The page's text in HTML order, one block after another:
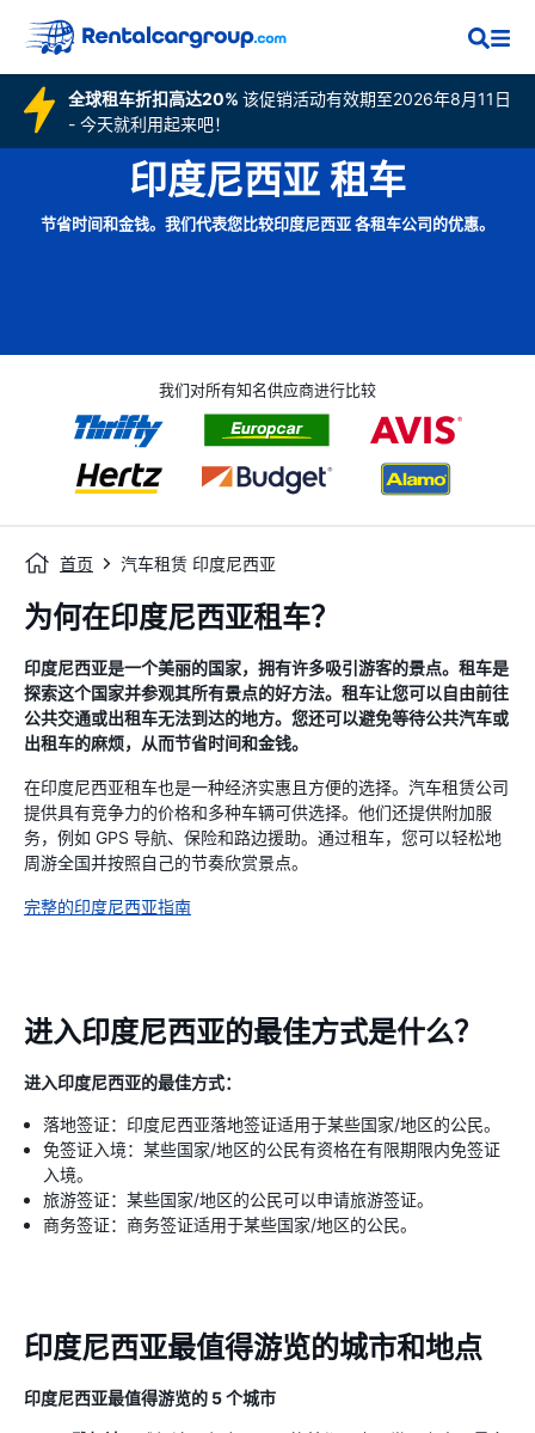
全球租车折扣高达20% 该促销活动有效期至2026年8月11日
- 今天就利用起来吧！
印度尼西亚 租车
节省时间和金钱。我们代表您比较印度尼西亚 各租车公司的优惠。
我们对所有知名供应商进行比较
首页 汽车租赁 印度尼西亚
为何在印度尼西亚租车？
印度尼西亚是一个美丽的国家，拥有许多吸引游客的景点。租车是
探索这个国家并参观其所有景点的好方法。租车让您可以自由前往
公共交通或出租车无法到达的地方。您还可以避免等待公共汽车或
出租车的麻烦，从而节省时间和金钱。
在印度尼西亚租车也是一种经济实惠且方便的选择。汽车租赁公司
提供具有竞争力的价格和多种车辆可供选择。他们还提供附加服
务，例如 GPS 导航、保险和路边援助。通过租车，您可以轻松地
周游全国并按照自己的节奏欣赏景点。
完整的印度尼西亚指南
进入印度尼西亚的最佳方式是什么？
进入印度尼西亚的最佳方式：
落地签证：印度尼西亚落地签证适用于某些国家/地区的公民。
免签证入境：某些国家/地区的公民有资格在有限期限内免签证
入境。
旅游签证：某些国家/地区的公民可以申请旅游签证。
商务签证：商务签证适用于某些国家/地区的公民。
印度尼西亚最值得游览的城市和地点
印度尼西亚最值得游览的 5 个城市